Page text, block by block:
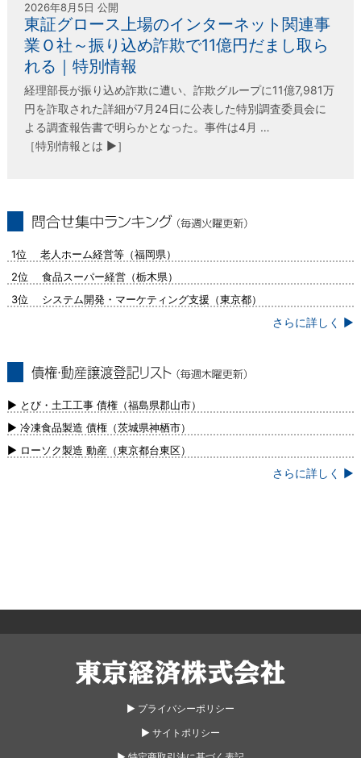
2026年8月5日 公開
東証グロース上場のインターネット関連事
業Ｏ社～振り込め詐欺で11億円だまし取ら
れる｜特別情報
経理部長が振り込め詐欺に遭い、詐欺グループに11億7,981万
円を詐取された詳細が7月24日に公表した特別調査委員会に
よる調査報告書で明らかとなった。事件は4月 …
［特別情報とは ▶］
1位 老人ホーム経営等（福岡県）
2位 食品スーパー経営（栃木県）
3位 システム開発・マーケティング支援（東京都）
さらに詳しく ▶
新）
▶ とび・土工工事 債権（福島県郡山市）
▶ 冷凍食品製造 債権（茨城県神栖市）
▶ ローソク製造 動産（東京都台東区）
さらに詳しく ▶
▶︎ プライバシーポリシー
▶︎ サイトポリシー